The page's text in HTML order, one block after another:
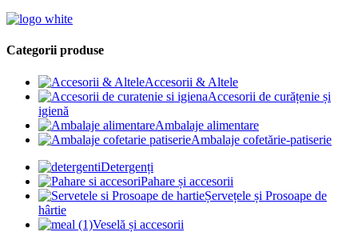
Categorii produse
Accesorii & Altele
Accesorii de curățenie și
igienă
Ambalaje alimentare
Ambalaje cofetărie-patiserie
Detergenți
Pahare și accesorii
Șervețele și Prosoape de
hârtie
Veselă și accesorii